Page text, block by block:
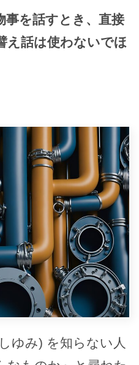
事を話すとき、直接
え話は使わないでほ
ゆみ) を知らない人